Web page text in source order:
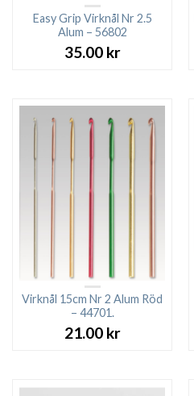
Easy Grip Virknål Nr 2.5
Alum – 56802
35.00 kr
Virknål 15cm Nr 2 Alum Röd
– 44701.
21.00 kr